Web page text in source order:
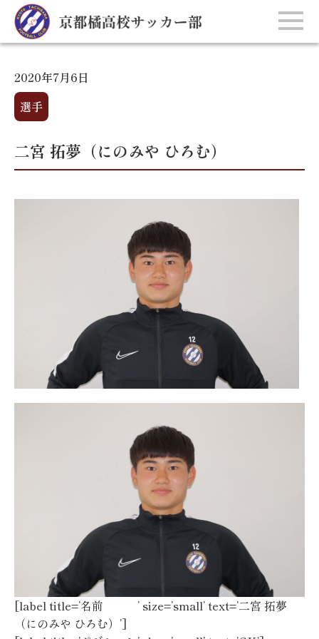
2020年7月6日
選手
二宮 拓夢（にのみや ひろむ）
[label title=’名前 ’ size=’small’ text=’二宮 拓夢
（にのみや ひろむ）’]